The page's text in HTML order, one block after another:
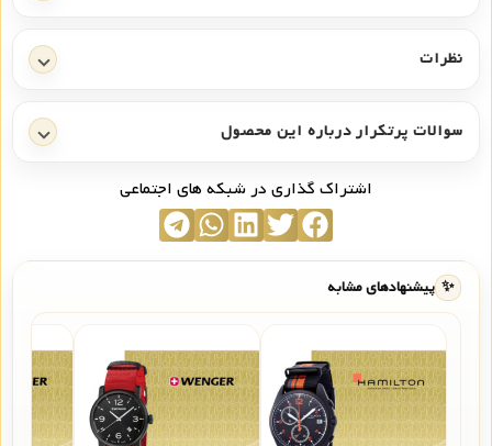
نظرات
سوالات پرتکرار درباره این محصول
اشتراک گذاری در شبکه های اجتماعی
✨ پیشنهادهای مشابه